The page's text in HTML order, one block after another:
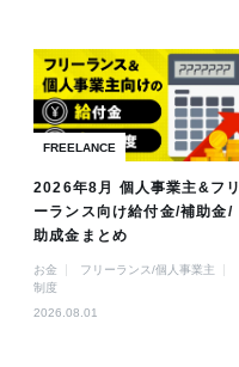
FREELANCE
2026年8月 個人事業主&フリ
ーランス向け給付金/補助金/
助成金まとめ
お金
フリーランス/個人事業主
制度
2026.08.01